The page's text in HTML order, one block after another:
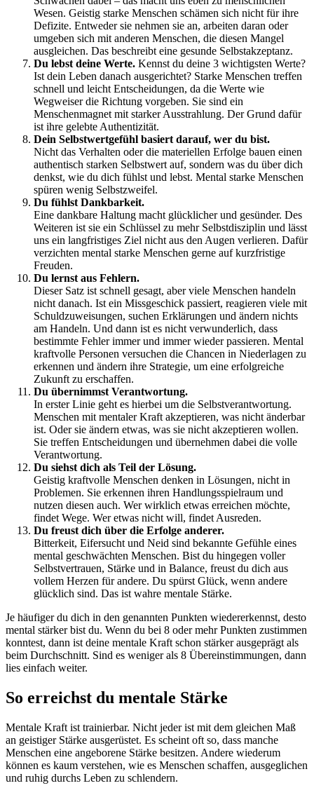
Wesen. Geistig starke Menschen schämen sich nicht für ihre
Defizite. Entweder sie nehmen sie an, arbeiten daran oder
umgeben sich mit anderen Menschen, die diesen Mangel
ausgleichen. Das beschreibt eine gesunde Selbstakzeptanz.
Du lebst deine Werte. Kennst du deine 3 wichtigsten Werte?
Ist dein Leben danach ausgerichtet? Starke Menschen treffen
schnell und leicht Entscheidungen, da die Werte wie
Wegweiser die Richtung vorgeben. Sie sind ein
Menschenmagnet mit starker Ausstrahlung. Der Grund dafür
ist ihre gelebte Authentizität.
Dein Selbstwertgefühl basiert darauf, wer du bist.
Nicht das Verhalten oder die materiellen Erfolge bauen einen
authentisch starken Selbstwert auf, sondern was du über dich
denkst, wie du dich fühlst und lebst. Mental starke Menschen
spüren wenig Selbstzweifel.
Du fühlst Dankbarkeit.
Eine dankbare Haltung macht glücklicher und gesünder. Des
Weiteren ist sie ein Schlüssel zu mehr Selbstdisziplin und lässt
uns ein langfristiges Ziel nicht aus den Augen verlieren. Dafür
verzichten mental starke Menschen gerne auf kurzfristige
Freuden.
Du lernst aus Fehlern.
Dieser Satz ist schnell gesagt, aber viele Menschen handeln
nicht danach. Ist ein Missgeschick passiert, reagieren viele mit
Schuldzuweisungen, suchen Erklärungen und ändern nichts
am Handeln. Und dann ist es nicht verwunderlich, dass
bestimmte Fehler immer und immer wieder passieren. Mental
kraftvolle Personen versuchen die Chancen in Niederlagen zu
erkennen und ändern ihre Strategie, um eine erfolgreiche
Zukunft zu erschaffen.
Du übernimmst Verantwortung.
In erster Linie geht es hierbei um die Selbstverantwortung.
Menschen mit mentaler Kraft akzeptieren, was nicht änderbar
ist. Oder sie ändern etwas, was sie nicht akzeptieren wollen.
Sie treffen Entscheidungen und übernehmen dabei die volle
Verantwortung.
Du siehst dich als Teil der Lösung.
Geistig kraftvolle Menschen denken in Lösungen, nicht in
Problemen. Sie erkennen ihren Handlungsspielraum und
nutzen diesen auch. Wer wirklich etwas erreichen möchte,
findet Wege. Wer etwas nicht will, findet Ausreden.
Du freust dich über die Erfolge anderer.
Bitterkeit, Eifersucht und Neid sind bekannte Gefühle eines
mental geschwächten Menschen. Bist du hingegen voller
Selbstvertrauen, Stärke und in Balance, freust du dich aus
vollem Herzen für andere. Du spürst Glück, wenn andere
glücklich sind. Das ist wahre mentale Stärke.
Je häufiger du dich in den genannten Punkten wiedererkennst, desto
mental stärker bist du. Wenn du bei 8 oder mehr Punkten zustimmen
konntest, dann ist deine mentale Kraft schon stärker ausgeprägt als
beim Durchschnitt. Sind es weniger als 8 Übereinstimmungen, dann
lies einfach weiter.
So erreichst du mentale Stärke
Mentale Kraft ist trainierbar. Nicht jeder ist mit dem gleichen Maß
an geistiger Stärke ausgerüstet. Es scheint oft so, dass manche
Menschen eine angeborene Stärke besitzen. Andere wiederum
können es kaum verstehen, wie es Menschen schaffen, ausgeglichen
und ruhig durchs Leben zu schlendern.